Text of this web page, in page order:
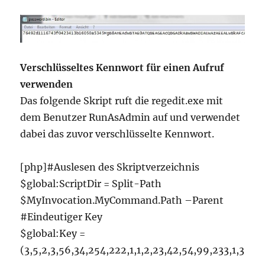
Verschlüsseltes Kennwort für einen Aufruf
verwenden
Das folgende Skript ruft die regedit.exe mit
dem Benutzer RunAsAdmin auf und verwendet
dabei das zuvor verschlüsselte Kennwort.
[php]#Auslesen des Skriptverzeichnis
$global:ScriptDir = Split-Path
$MyInvocation.MyCommand.Path –Parent
#Eindeutiger Key
$global:Key =
(3,5,2,3,56,34,254,222,1,1,2,23,42,54,99,233,1,3